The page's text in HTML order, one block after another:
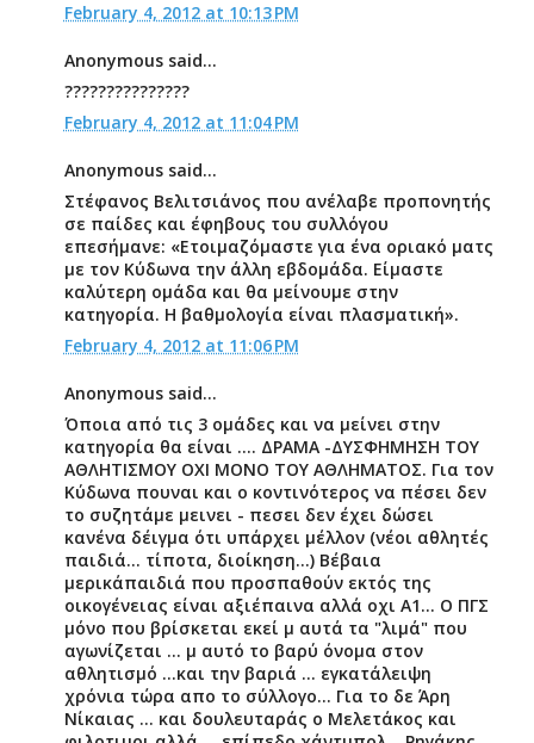
February 4, 2012 at 10:13 PM
Anonymous said...
???????????????
February 4, 2012 at 11:04 PM
Anonymous said...
Στέφανος Βελιτσιάνος που ανέλαβε προπονητής
σε παίδες και έφηβους του συλλόγου
επεσήμανε: «Ετοιμαζόμαστε για ένα οριακό ματς
με τον Κύδωνα την άλλη εβδομάδα. Είμαστε
καλύτερη ομάδα και θα μείνουμε στην
κατηγορία. Η βαθμολογία είναι πλασματική».
February 4, 2012 at 11:06 PM
Anonymous said...
Όποια από τις 3 ομάδες και να μείνει στην
κατηγορία θα είναι .... ΔΡΑΜΑ -ΔΥΣΦΗΜΗΣΗ ΤΟΥ
ΑΘΛΗΤΙΣΜΟΥ ΟΧΙ ΜΟΝΟ ΤΟΥ ΑΘΛΗΜΑΤΟΣ. Για τον
Κύδωνα πουναι και ο κοντινότερος να πέσει δεν
το συζητάμε μεινει - πεσει δεν έχει δώσει
κανένα δέιγμα ότι υπάρχει μέλλον (νέοι αθλητές
παιδιά... τίποτα, διοίκηση...) Βέβαια
μερικάπαιδιά που προσπαθούν εκτός της
οικογένειας είναι αξιέπαινα αλλά οχι Α1... Ο ΠΓΣ
μόνο που βρίσκεται εκεί μ αυτά τα "λιμά" που
αγωνίζεται ... μ αυτό το βαρύ όνομα στον
αθλητισμό ...και την βαριά ... εγκατάλειψη
χρόνια τώρα απο το σύλλογο... Για το δε Άρη
Νίκαιας ... και δουλευταράς ο Μελετάκος και